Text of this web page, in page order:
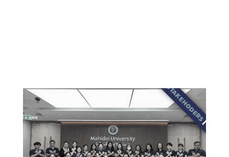
STAKEHODERS
|บุคลากร